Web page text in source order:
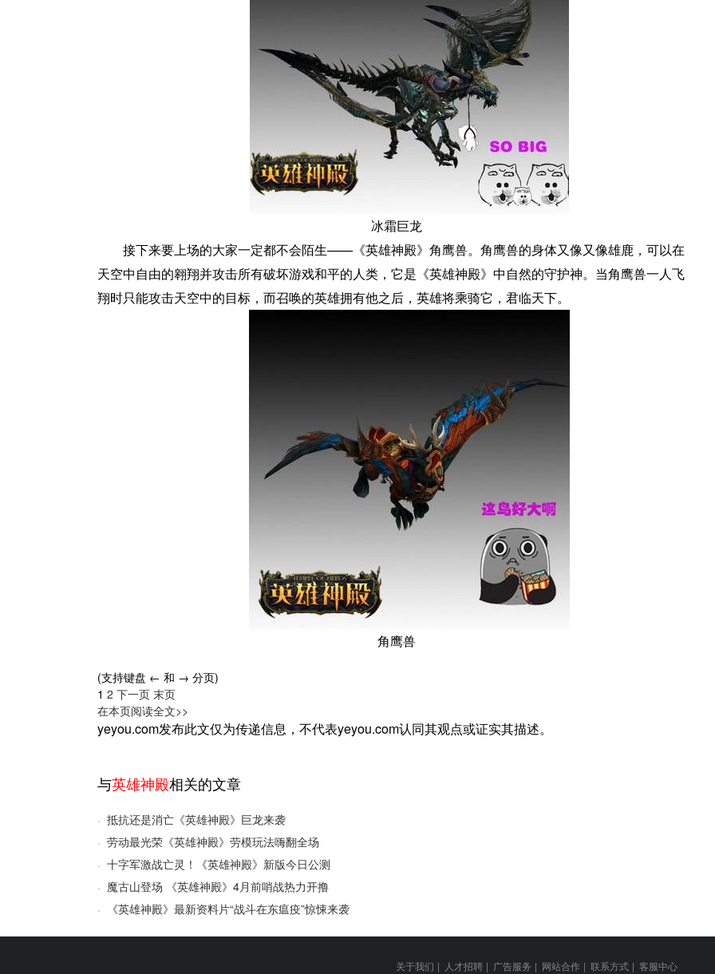
冰霜巨龙
接下来要上场的大家一定都不会陌生——《英雄神殿》角鹰兽。角鹰兽的身体又像又像雄鹿，可以在
天空中自由的翱翔并攻击所有破坏游戏和平的人类，它是《英雄神殿》中自然的守护神。当角鹰兽一人飞
翔时只能攻击天空中的目标，而召唤的英雄拥有他之后，英雄将乘骑它，君临天下。
角鹰兽
(支持键盘 ← 和 → 分页)
1 2 下一页 末页
在本页阅读全文>>
yeyou.com发布此文仅为传递信息，不代表yeyou.com认同其观点或证实其描述。
与英雄神殿相关的文章
· 抵抗还是消亡《英雄神殿》巨龙来袭
· 劳动最光荣《英雄神殿》劳模玩法嗨翻全场
· 十字军激战亡灵！《英雄神殿》新版今日公测
· 魔古山登场 《英雄神殿》4月前哨战热力开撸
·
《英雄神殿》最新资料片“战斗在东瘟疫”惊悚来袭
关于我们 | 人才招聘 | 广告服务 | 网站合作 | 联系方式 | 客服中心